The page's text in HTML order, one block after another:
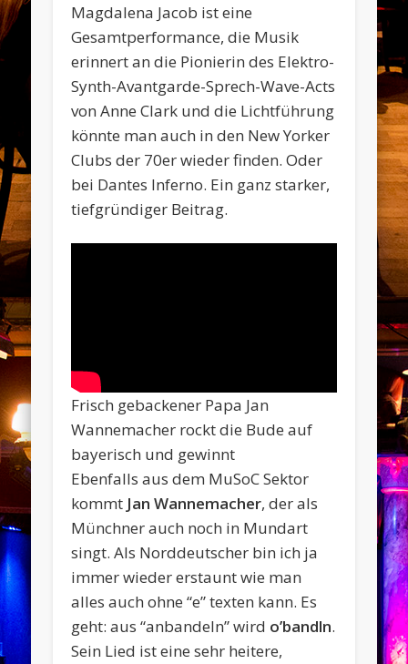
Magdalena Jacob ist eine
Gesamtperformance, die Musik
erinnert an die Pionierin des Elektro-
Synth-Avantgarde-Sprech-Wave-Acts
von Anne Clark und die Lichtführung
könnte man auch in den New Yorker
Clubs der 70er wieder finden. Oder
bei Dantes Inferno. Ein ganz starker,
tiefgründiger Beitrag.
Frisch gebackener Papa Jan
Wannemacher rockt die Bude auf
bayerisch und gewinnt
Ebenfalls aus dem MuSoC Sektor
kommt Jan Wannemacher, der als
Münchner auch noch in Mundart
singt. Als Norddeutscher bin ich ja
immer wieder erstaunt wie man
alles auch ohne “e” texten kann. Es
geht: aus “anbandeln” wird o’bandln.
Sein Lied ist eine sehr heitere,